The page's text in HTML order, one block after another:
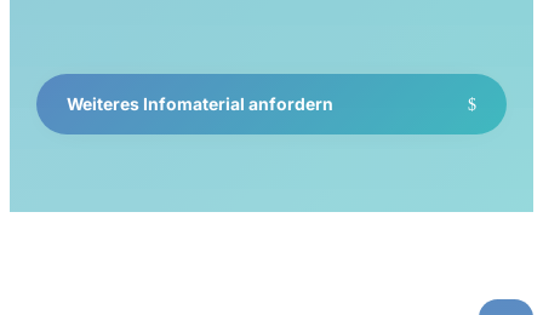
Weiteres Infomaterial anfordern